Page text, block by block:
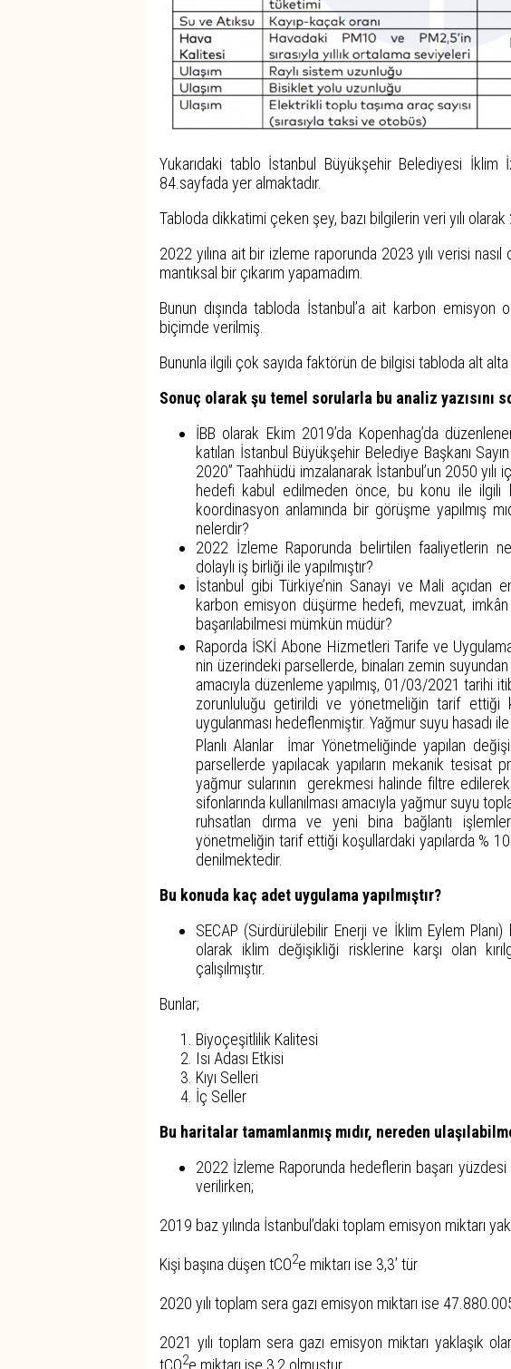
Yukarıdaki tablo İstanbul Büyükşehir Belediyesi İklim
84.sayfada yer almaktadır.
Tabloda dikkatimi çeken şey, bazı bilgilerin veri yılı olarak
2022 yılına ait bir izleme raporunda 2023 yılı verisi
mantıksal bir çıkarım yapamadım.
Bunun dışında tabloda İstanbul’a ait karbon
biçimde verilmiş.
Bununla ilgili çok sayıda faktörün de bilgisi tabloda alt
Sonuç olarak şu temel sorularla bu analiz yazısını
İBB olarak Ekim 2019’da Kopenhag’da
katılan İstanbul Büyükşehir Belediye Başkanı
2020” Taahhüdü imzalanarak İstanbul’un 2050 yılı
hedefi kabul edilmeden önce, bu konu ile ilgili
koordinasyon anlamında bir görüşme yapılmış
nelerdir?
2022 İzleme Raporunda belirtilen faaliyetlerin
dolaylı iş birliği ile yapılmıştır?
İstanbul gibi Türkiye’nin Sanayi ve Mali açıdan
karbon emisyon düşürme hedefi, mevzuat,
başarılabilmesi mümkün müdür?
Raporda İSKİ Abone Hizmetleri Tarife ve
nin üzerindeki parsellerde, binaları zemin
amacıyla düzenleme yapılmış, 01/03/2021 tarihi
zorunluluğu getirildi ve yönetmeliğin tarif ettiği
uygulanması hedeflenmiştir. Yağmur suyu hasadı
Planlı Alanlar İmar Yönetmeliğinde yapılan
parsellerde yapılacak yapıların mekanik tesisat
yağmur sularının gerekmesi halinde filtre
sifonlarında kullanılması amacıyla yağmur suyu
ruhsatlan dırma ve yeni bina bağlantı
yönetmeliğin tarif ettiği koşullardaki yapılarda %
denilmektedir.
Bu konuda kaç adet uygulama yapılmıştır?
SECAP (Sürdürülebilir Enerji ve İklim Eylem Planı)
olarak iklim değişikliği risklerine karşı olan
çalışılmıştır.
Bunlar;
Biyoçeşitlilik Kalitesi
Isı Adası Etkisi
Kıyı Selleri
İç Seller
Bu haritalar tamamlanmış mıdır, nereden
2022 İzleme Raporunda hedeflerin başarı
verilirken;
2019 baz yılında İstanbul’daki toplam emisyon miktarı
Kişi başına düşen tCO2e miktarı ise 3,3’ tür
2020 yılı toplam sera gazı emisyon miktarı ise
2021 yılı toplam sera gazı emisyon miktarı yaklaşık
tCO2e miktarı ise 3,2 olmuştur.